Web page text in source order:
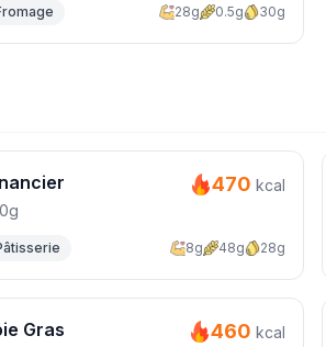
28g 0.5g 30g
470kcal
8g 48g 28g
Gras 460kcal